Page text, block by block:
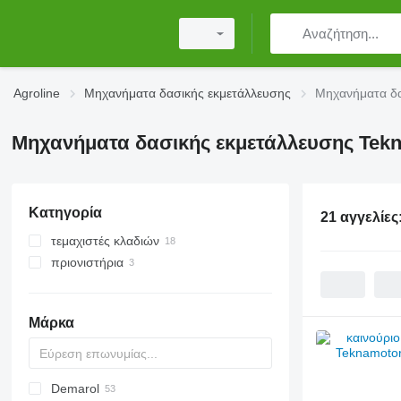
Agroline Μηχανήματα δασικής εκμετάλλευσης Μηχανήματα
Μηχανήματα δασικής εκμετάλλευσης
Κατηγορία
τεμαχιστές κλαδιών
πριονιστήρια
Μάρκα
MINI
CK
Demarol
21 αγγελίες: